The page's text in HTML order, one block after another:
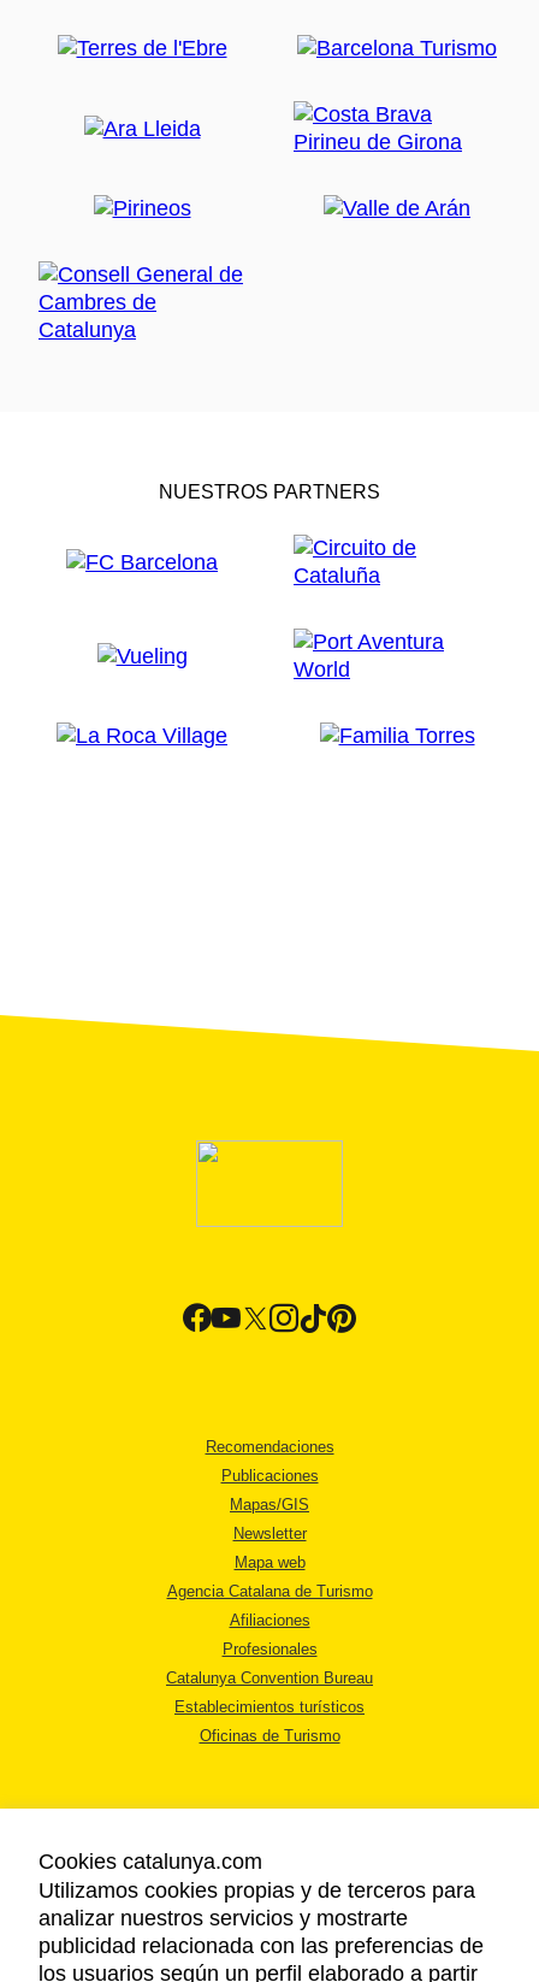
NUESTROS PARTNERS
Recomendaciones
Publicaciones
Mapas/GIS
Newsletter
Mapa web
Agencia Catalana de Turismo
Afiliaciones
Profesionales
Catalunya Convention Bureau
Establecimientos turísticos
Oficinas de Turismo
AVISO LEGAL
POLÍTICA DE PRIVACIDAD
COOKIES
Cookies catalunya.com
Utilizamos cookies propias y de terceros para
analizar nuestros servicios y mostrarte
publicidad relacionada con las preferencias de
los usuarios según un perfil elaborado a partir